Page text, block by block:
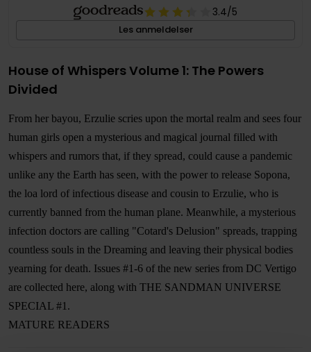
3.4/5
Les anmeldelser
House of Whispers Volume 1: The Powers
Divided
From her bayou, Erzulie scries upon the mortal realm and sees four
human girls open a mysterious and magical journal filled with
whispers and rumors that, if they spread, could cause a pandemic
unlike any the Earth has seen, with the power to release Sopona,
the loa lord of infectious disease and cousin to Erzulie, who is
currently banned from the human plane. Meanwhile, a mysterious
infection doctors are calling "Cotard's Delusion" spreads, trapping
countless souls in the Dreaming and leaving their physical bodies
yearning for death. Issues #1-6 of the new series from DC Vertigo
are collected here, along with THE SANDMAN UNIVERSE
SPECIAL #1.
MATURE READERS